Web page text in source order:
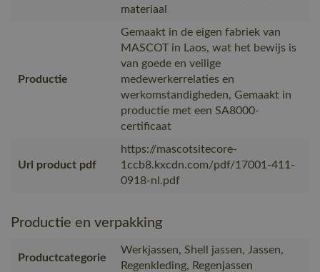
materiaal
Productie
Gemaakt in de eigen fabriek van
MASCOT in Laos, wat het bewijs is
van goede en veilige
medewerkerrelaties en
werkomstandigheden, Gemaakt in
productie met een SA8000-
certificaat
Url product pdf
https://mascotsitecore-
1ccb8.kxcdn.com/pdf/17001-411-
0918-nl.pdf
Productie en verpakking
Productcategorie
Werkjassen, Shell jassen, Jassen,
Regenkleding, Regenjassen